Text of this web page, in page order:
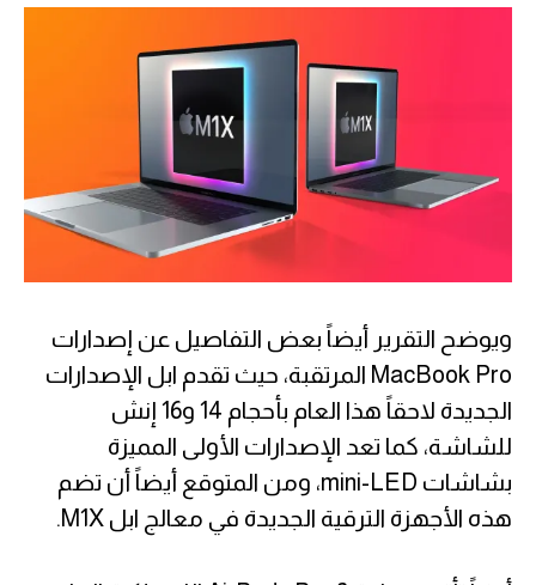
ويوضح التقرير أيضاً بعض التفاصيل عن إصدارات
MacBook Pro المرتقبة، حيث تقدم ابل الإصدارات
الجديدة لاحقاً هذا العام بأحجام 14 و16 إنش
للشاشة، كما تعد الإصدارات الأولى المميزة
بشاشات mini-LED، ومن المتوقع أيضاً أن تضم
هذه الأجهزة الترقية الجديدة في معالج ابل M1X.